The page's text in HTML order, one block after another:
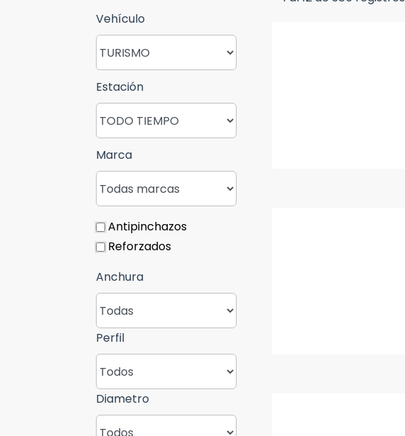
Vehículo
Estación
Marca
Antipinchazos
Reforzados
Anchura
Perfil
Diametro